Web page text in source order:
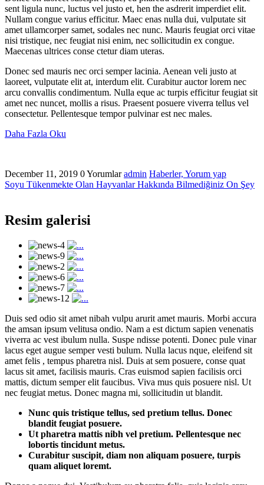
sent ligula nunc, luctus vel justo et, hen the asdrerit imperdiet elit.
Nullam congue varius efficitur. Maec enas nulla dui, vulputate sit
amet ullamcorper samet, sodales nec nunc. Mauris feugiat orci vitae
nisi tristique, nec feugiat nisi enim, nec sollicitudin ex congue.
Maecenas ultrices conse ctetur diam uteras.
Donec sed mauris nec orci semper lacinia. Aenean veli justo at
laoreet, vulputate elit at, interdum elit. Curabitur auctor lorem nec
arcu convallis condimentum. Nulla eque ac turpis efficitur feugiat sit
amet nec nuncet, mollis a risus. Praesent posuere viverra tellus vel
consectetur. Pellentesque tempor pulvinar est nec males.
Daha Fazla Oku
December 11, 2019 0 Yorumlar admin Haberler, Yorum yap
Soyu Tükenmekte Olan Hayvanlar Hakkında Bilmediğiniz On Şey
Resim galerisi
Duis sed odio sit amet nibah vulpu arurit amet mauris. Morbi accura
the amsan ipsum velitusa ondio. Nam a est dictum sapien venenatis
viverra ac vest ibulum nulla. Suspe ndisse potenti. Donec pule vinar
lacus eget augue semper vesti bulum. Nulla lacus nque, eleifend sit
amet felis , tempus pharetra nisl. Duis at sem posuere, conse quat
lacus sit amet, facilisis mauris. Cras euismod sapien facilisis orci
mattis, dictum semper elit faucibus. Viva mus quis posuere nisl. Ut
nec feugiat metus. Donec magna mi, sollicitudin ut blandit.
Nunc quis tristique tellus, sed pretium tellus. Donec
blandit feugiat posuere.
Ut pharetra mattis nibh vel pretium. Pellentesque nec
lobortis tincidunt metus.
Curabitur suscipit, diam non aliquam posuere, turpis
quam aliquet loremt.